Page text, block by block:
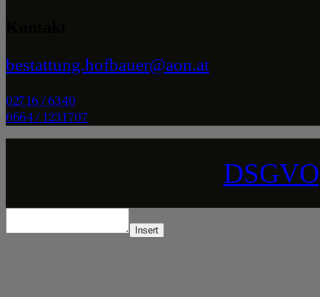
bestattung.hofbauer@aon.at
02716 / 6340
0664 / 1231707
DSGVO
Insert